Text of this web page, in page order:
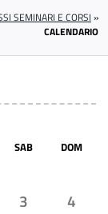
SEMINARI E CORSI »
CALENDARIO
SAB DOM
3
4